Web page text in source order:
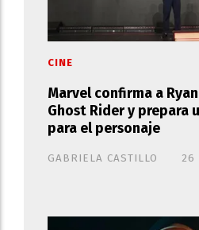
Marvel confirma a
Ghost Rider y prepara
para el personaje
GABRIELA CASTILLO
CINE
26